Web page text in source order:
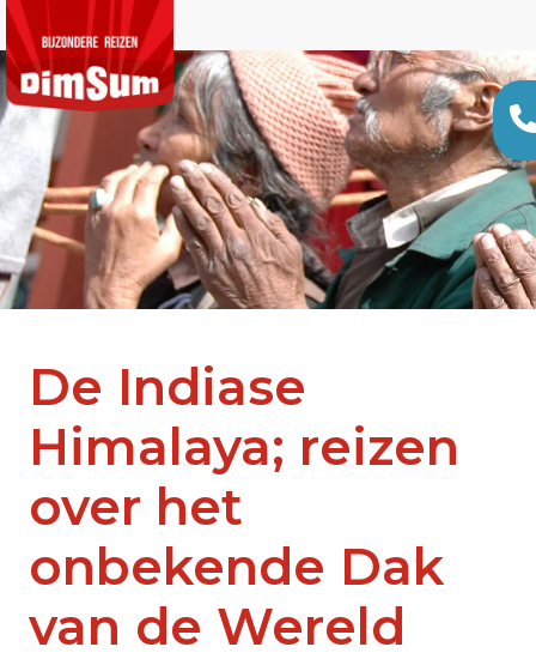
De Indiase
Himalaya; reizen
over het
onbekende Dak
van de Wereld